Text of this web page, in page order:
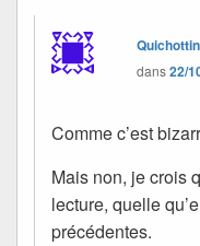
dans22/
Comme c’est
Mais non, je crois
lecture, quelle
précédentes.